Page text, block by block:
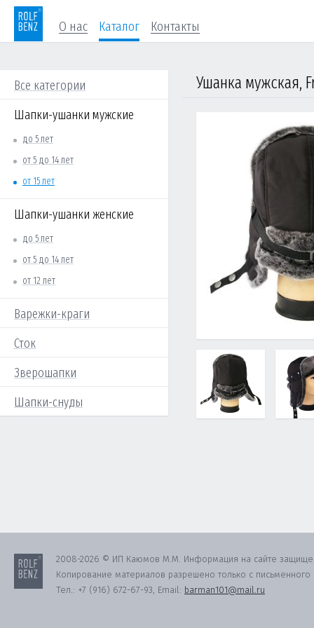
О нас Каталог Контакты
Все категории
Шапки-ушанки мужские
до 5 лет
от 5 до 14 лет
от 15 лет
Шапки-ушанки женские
до 5 лет
от 5 до 14 лет
от 12 лет
Варежки-краги
Сток
Зверошапки
Шапки-снуды
Ушанка мужская,
2008-2026 © ИП Каюмов М.М. Информация на сайте
Копирование материалов разрешено только с письменного
Тел.: +7 (916) 672-67-93, Email: barman101@mail.ru